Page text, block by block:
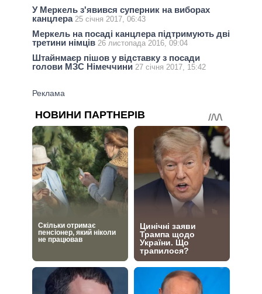
У Меркель з'явився суперник на виборах
канцлера 25 січня 2017, 06:43
Меркель на посаді канцлера підтримують дві
третини німців 26 листопада 2016, 09:04
Штайнмаєр пішов у відставку з посади
голови МЗС Німеччини 27 січня 2017, 15:42